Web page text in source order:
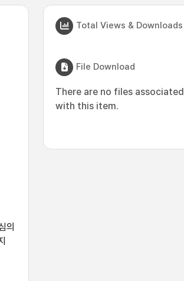
의
Total Views & Downloads
File Download
There are no files associated
with this item.